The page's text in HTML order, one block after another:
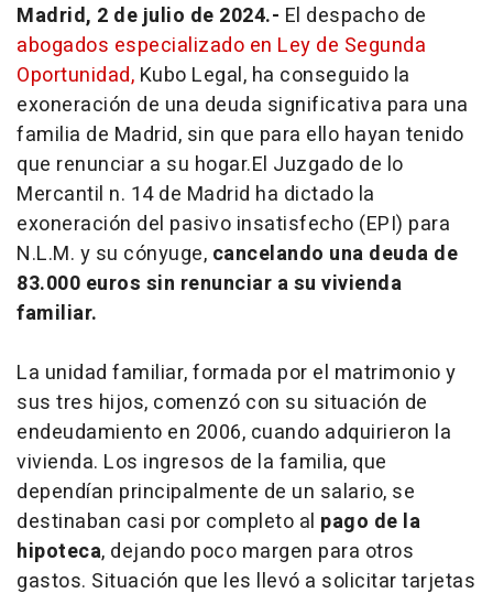
Madrid, 2 de julio de 2024.- El despacho de
abogados especializado en Ley de Segunda
Oportunidad, Kubo Legal, ha conseguido la
exoneración de una deuda significativa para una
familia de Madrid, sin que para ello hayan tenido
que renunciar a su hogar.El Juzgado de lo
Mercantil n. 14 de Madrid ha dictado la
exoneración del pasivo insatisfecho (EPI) para
N.L.M. y su cónyuge, cancelando una deuda de
83.000 euros sin renunciar a su vivienda
familiar.
La unidad familiar, formada por el matrimonio y
sus tres hijos, comenzó con su situación de
endeudamiento en 2006, cuando adquirieron la
vivienda. Los ingresos de la familia, que
dependían principalmente de un salario, se
destinaban casi por completo al pago de la
hipoteca, dejando poco margen para otros
gastos. Situación que les llevó a solicitar tarjetas